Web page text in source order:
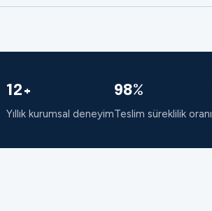
12+
Yıllık kurumsal deneyim
98%
Teslim süreklilik oranı